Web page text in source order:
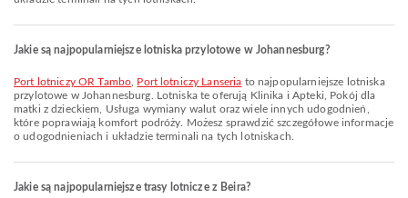
Jakie są najpopularniejsze lotniska przylotowe w Johannesburg?
Port lotniczy OR Tambo Port lotniczy Lanseria to najpopularniejsze lotniska
przylotowe w Johannesburg. Lotniska te oferują Klinika i Apteki, Pokój dla
matki z dzieckiem, Usługa wymiany walut oraz wiele innych udogodnień,
które poprawiają komfort podróży. Możesz sprawdzić szczegółowe informacje
o udogodnieniach i układzie terminali na tych lotniskach.
Jakie są najpopularniejsze trasy lotnicze z Beira?